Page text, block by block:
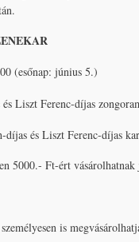
(esőnap: június 5.)
Liszt Ferenc-díjas
és Liszt Ferenc-díjas
5000.- Ft-ért
is